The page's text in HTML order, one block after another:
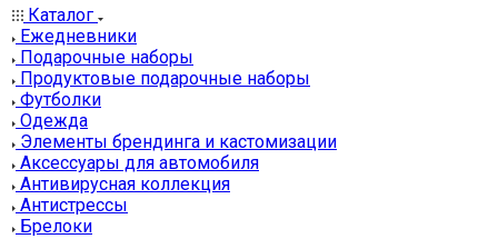
Каталог
Ежедневники
Подарочные наборы
Продуктовые подарочные наборы
Футболки
Одежда
Элементы брендинга и кастомизации
Аксессуары для автомобиля
Антивирусная коллекция
Антистрессы
Брелоки